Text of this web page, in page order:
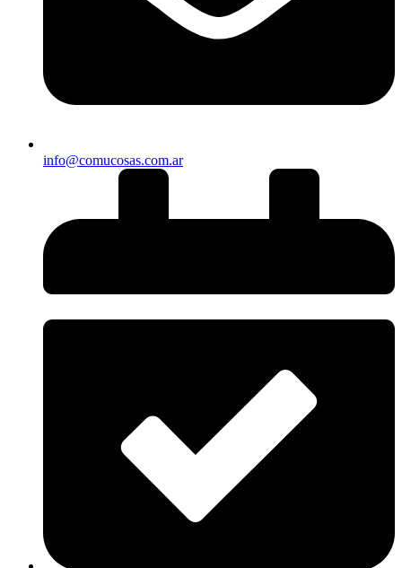
info@comucosas.com.ar